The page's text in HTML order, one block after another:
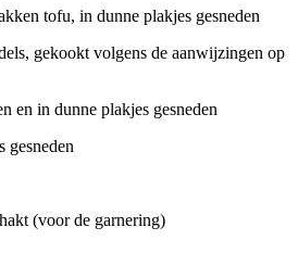
tofu, in dunne plakjes gesneden
gekookt volgens de aanwijzingen op
en in dunne plakjes gesneden
gesneden
(voor de garnering)